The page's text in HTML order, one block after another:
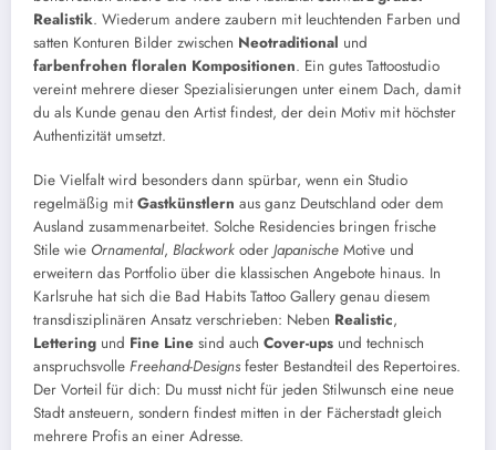
Realistik. Wiederum andere zaubern mit leuchtenden Farben und
satten Konturen Bilder zwischen Neotraditional und
farbenfrohen floralen Kompositionen. Ein gutes Tattoostudio
vereint mehrere dieser Spezialisierungen unter einem Dach, damit
du als Kunde genau den Artist findest, der dein Motiv mit höchster
Authentizität umsetzt.
Die Vielfalt wird besonders dann spürbar, wenn ein Studio
regelmäßig mitGastkünstlern aus ganz Deutschland oder dem
Ausland zusammenarbeitet. Solche Residencies bringen frische
Stile wie Ornamental, Blackwork oder Japanische Motive und
erweitern das Portfolio über die klassischen Angebote hinaus. In
Karlsruhe hat sich die Bad Habits Tattoo Gallery genau diesem
transdisziplinären Ansatz verschrieben: Neben Realistic,
Lettering und Fine Line sind auch Cover-ups und technisch
anspruchsvolle Freehand-Designs fester Bestandteil des Repertoires.
Der Vorteil für dich: Du musst nicht für jeden Stilwunsch eine neue
Stadt ansteuern, sondern findest mitten in der Fächerstadt gleich
mehrere Profis an einer Adresse.